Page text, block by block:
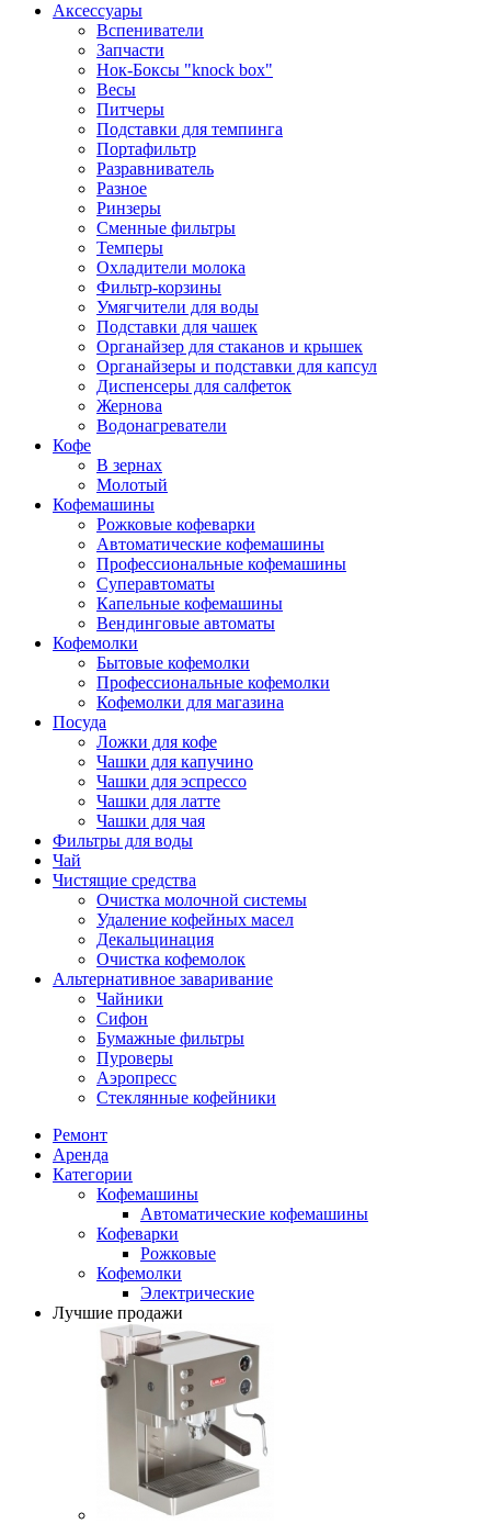
Аксессуары
Вспениватели
Запчасти
Нок-Боксы "knock box"
Весы
Питчеры
Подставки для темпинга
Портафильтр
Разравниватель
Разное
Ринзеры
Сменные фильтры
Темперы
Охладители молока
Фильтр-корзины
Умягчители для воды
Подставки для чашек
Органайзер для стаканов и крышек
Органайзеры и подставки для капсул
Диспенсеры для салфеток
Жернова
Водонагреватели
Кофе
В зернах
Молотый
Кофемашины
Рожковые кофеварки
Автоматические кофемашины
Профессиональные кофемашины
Суперавтоматы
Капельные кофемашины
Вендинговые автоматы
Кофемолки
Бытовые кофемолки
Профессиональные кофемолки
Кофемолки для магазина
Посуда
Ложки для кофе
Чашки для капучино
Чашки для эспрессо
Чашки для латте
Чашки для чая
Фильтры для воды
Чай
Чистящие средства
Очистка молочной системы
Удаление кофейных масел
Декальцинация
Очистка кофемолок
Альтернативное заваривание
Чайники
Сифон
Бумажные фильтры
Пуроверы
Аэропресс
Стеклянные кофейники
Ремонт
Аренда
Категории
Кофемашины
Автоматические кофемашины
Кофеварки
Рожковые
Кофемолки
Электрические
Лучшие продажи